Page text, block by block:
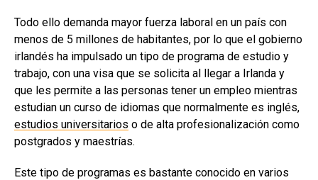
Todo ello demanda mayor fuerza laboral en un país con
menos de 5 millones de habitantes, por lo que el gobierno
irlandés ha impulsado un tipo de programa de estudio y
trabajo, con una visa que se solicita al llegar a Irlanda y
que les permite a las personas tener un empleo mientras
estudian un curso de idiomas que normalmente es inglés,
estudios universitarios o de alta profesionalización como
postgrados y maestrías.
Este tipo de programas es bastante conocido en varios